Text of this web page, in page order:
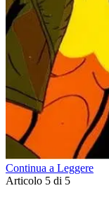
Continua a Leggere
Articolo 5 di 5